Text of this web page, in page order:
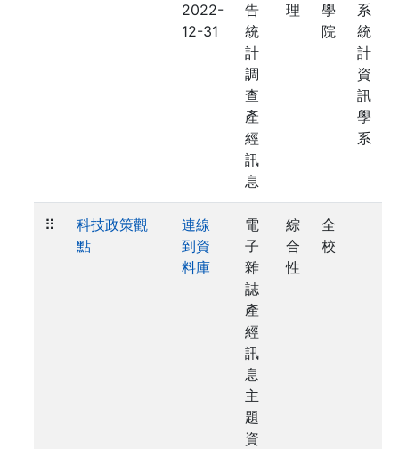
2022-
12-31
告
統
計
調
查
產
經
訊
息
理
學
院
系
統
計
資
訊
學
系
⠿
科技政策觀
點
連線
到資
料庫
電
子
雜
誌
產
經
訊
息
主
題
資
綜
合
性
全
校